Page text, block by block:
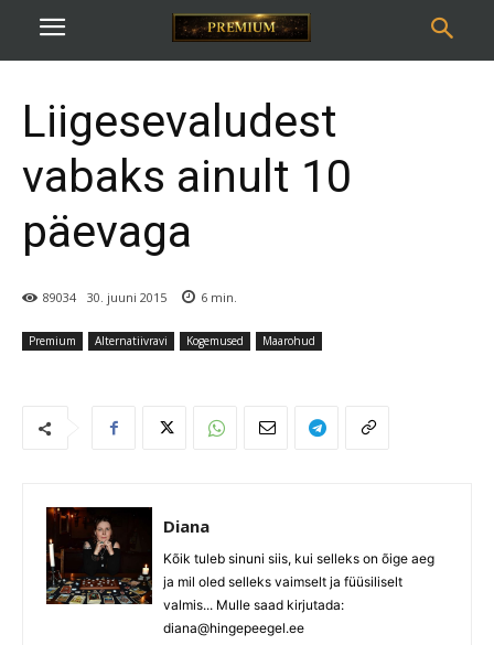
Liigesevaludest
vabaks ainult 10
päevaga
89034 30. juuni 2015 6 min.
Premium Alternatiivravi Kogemused Maarohud
Diana
Kõik tuleb sinuni siis, kui selleks on õige aeg
ja mil oled selleks vaimselt ja füüsiliselt
valmis... Mulle saad kirjutada:
diana@hingepeegel.ee